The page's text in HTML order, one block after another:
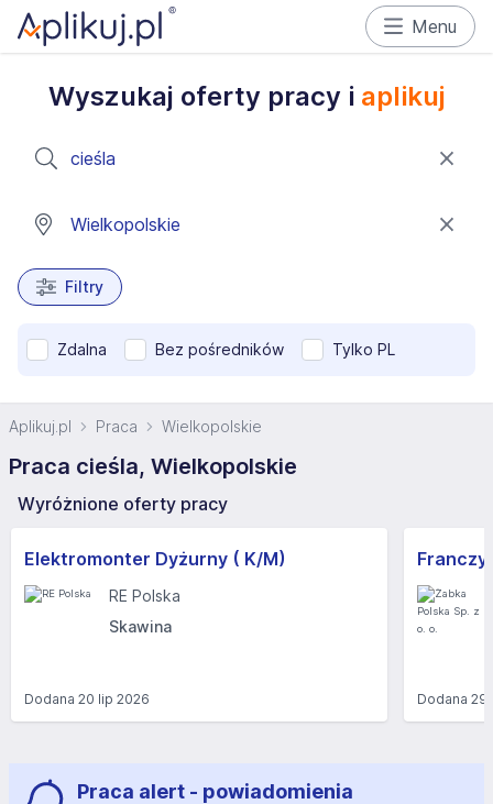
Menu
Wyszukaj oferty pracy i aplikuj
Filtry
Zdalna Bez pośredników Tylko PL
Aplikuj.pl Praca Wielkopolskie
Praca cieśla, Wielkopolskie
Wyróżnione oferty pracy
Elektromonter Dyżurny ( K/M)
RE Polska
Skawina
Dodana 20 lip 2026 Dodana29
Praca alert - powiadomienia